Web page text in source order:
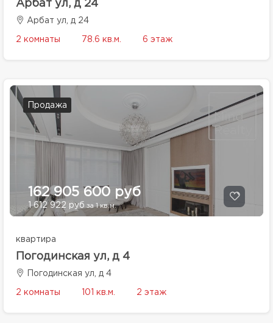
Арбат ул, д 24
Арбат ул, д 24
2 комнаты 78.6 кв.м. 6 этаж
Продажа
162 905 600 руб
1 612 922 руб за 1 кв.м.
квартира
Погодинская ул, д 4
Погодинская ул, д 4
2 комнаты 101 кв.м. 2 этаж